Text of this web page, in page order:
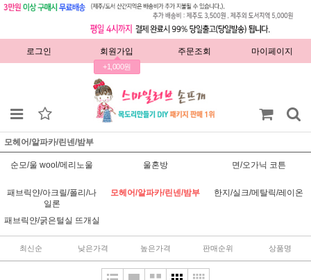
로그인 회원가입
+1,000원
주문조회 마이페이지
모헤어/알파카/린넨/밤부
순모/울 wool/메리노울 울혼방 면/오가닉 코튼
패브릭얀/아크릴/폴리/나
일론
모헤어/알파카/린넨/밤부 한지/실크/메탈릭/레이온
패브릭얀/굵은털실 뜨개실
최신순 낮은가격 높은가격 판매순위 상품명